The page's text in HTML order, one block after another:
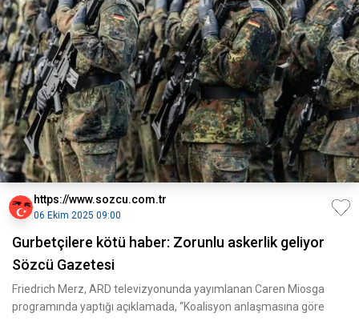
https://www.sozcu.com.tr
06 Ekim 2025 09:00
Gurbetçilere kötü haber: Zorunlu askerlik geliyor
Sözcü Gazetesi
Friedrich Merz, ARD televizyonunda yayımlanan Caren Miosga
programında yaptığı açıklamada, “Koalisyon anlaşmasına göre